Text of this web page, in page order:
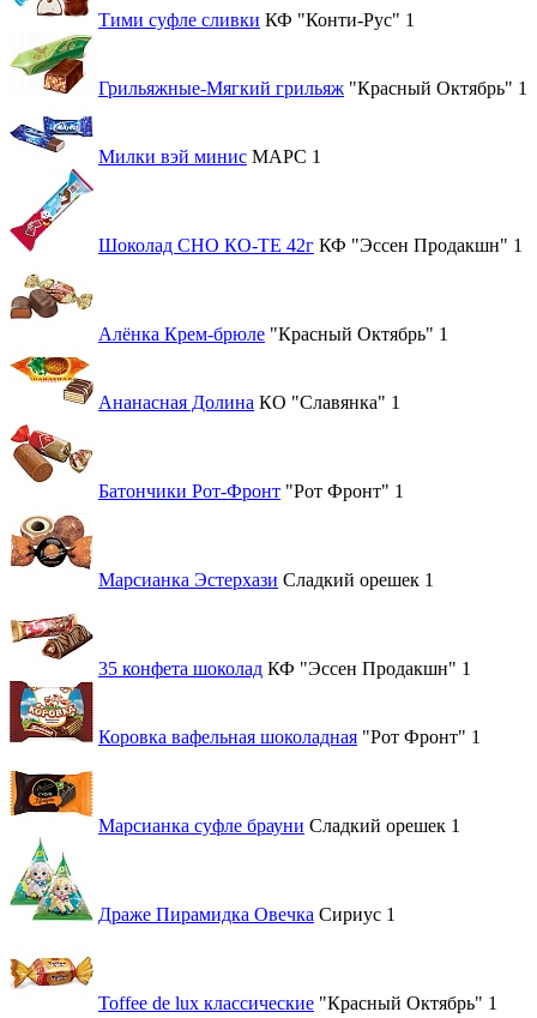
Тими суфле сливки КФ "Конти-Рус" 1
Грильяжные-Мягкий грильяж "Красный Октябрь" 1
Милки вэй минис МАРС 1
Шоколад CHO КО-ТЕ 42г КФ "Эссен Продакшн" 1
Алёнка Крем-брюле "Красный Октябрь" 1
Ананасная Долина КО "Славянка" 1
Батончики Рот-Фронт "Рот Фронт" 1
Марсианка Эстерхази Сладкий орешек 1
35 конфета шоколад КФ "Эссен Продакшн" 1
Коровка вафельная шоколадная "Рот Фронт" 1
Марсианка суфле брауни Сладкий орешек 1
Драже Пирамидка Овечка Сириус 1
Toffee de lux классические "Красный Октябрь" 1